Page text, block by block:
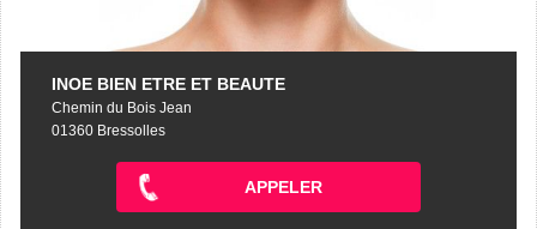
INOE BIEN ETRE ET BEAUTE
Chemin du Bois Jean
01360 Bressolles
APPELER